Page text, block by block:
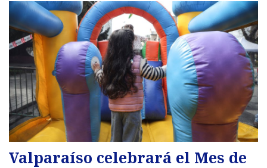
Valparaíso celebrará el Mes de